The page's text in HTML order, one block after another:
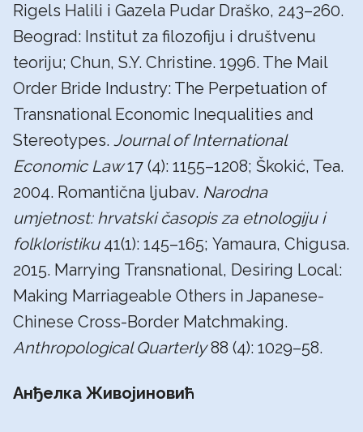
Rigels Halili i Gazela Pudar Draško, 243–260.
Beograd: Institut za filozofiju i društvenu
teoriju; Chun, S.Y. Christine. 1996. The Mail
Order Bride Industry: The Perpetuation of
Transnational Economic Inequalities and
Stereotypes. Journal of International
Economic Law17 (4): 1155–1208; Škokić, Tea.
2004. Romantična ljubav. Narodna
umjetnost: hrvatski časopis za etnologiju i
folkloristiku41(1): 145–165; Yamaura, Chigusa.
2015. Marrying Transnational, Desiring Local:
Making Marriageable Others in Japanese-
Chinese Cross-Border Matchmaking.
Anthropological Quarterly88 (4): 1029–58.
Анђелка Живојиновић